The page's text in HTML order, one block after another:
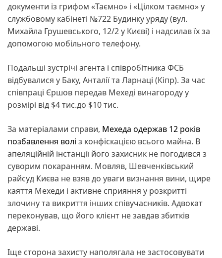
документи із грифом «Таємно» і «Цілком таємно» у
службовому кабінеті №722 Будинку уряду (вул.
Михайла Грушевського, 12/2 у Києві) і надсилав їх за
допомогою мобільного телефону.
Подальші зустрічі агента і співробітника ФСБ
відбувалися у Баку, Анталії та Ларнаці (Кіпр). За час
співпраці Єршов передав Мехеді винагороду у
розмірі від $4 тис.до $10 тис.
За матеріалами справи, Мехеда одержав 12 років
позбавлення волі з конфіскацією всього майна. В
апеляційній інстанції його захисник не погодився з
суворим покаранням. Мовляв, Шевченківський
райсуд Києва не взяв до уваги визнання вини, щире
каяття Мехеди і активне сприяння у розкритті
злочину та викриття інших співучасників. Адвокат
переконував, що його клієнт не завдав збитків
державі.
Іще сторона захисту наполягала не застосовувати